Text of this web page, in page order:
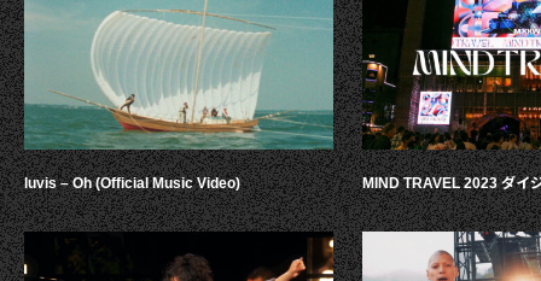
luvis – Oh (Official Music Video) MIND TRAVEL 2023 ダイ